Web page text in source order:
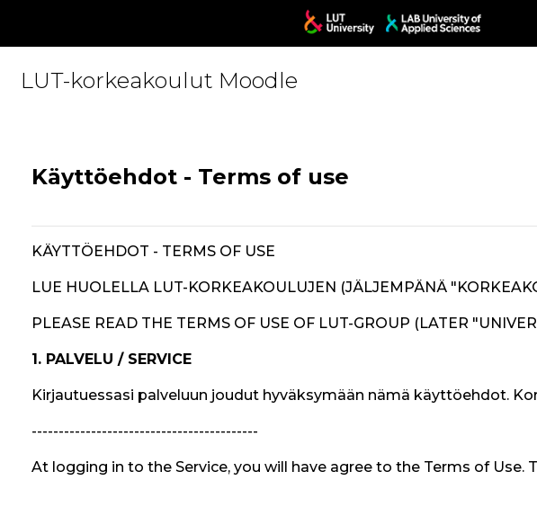
LUT-korkeakoulut Moodle
Käyttöehdot - Terms of use
KÄYTTÖEHDOT - TERMS OF USE
LUE HUOLELLA LUT-KORKEAKOULUJEN (JÄLJEMPÄNÄ
PLEASE READ THE TERMS OF USE OF LUT-GROUP (LATER
1. PALVELU / SERVICE
Kirjautuessasi palveluun joudut hyväksymään nämä käyttöehdot.
------------------------------------------
At logging in to the Service, you will have agree to the Terms of